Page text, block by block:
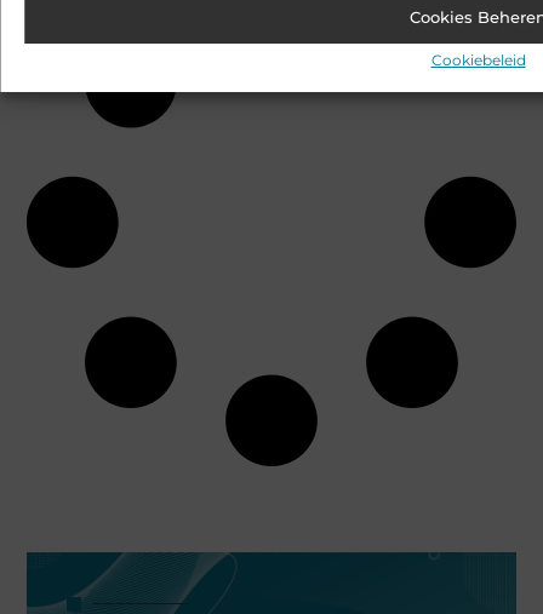
Cookies
Cookiebeleid